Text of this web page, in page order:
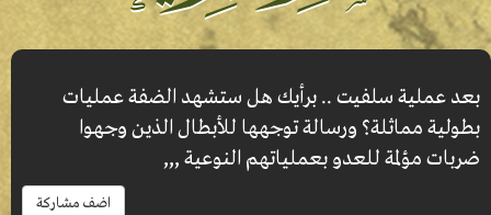
بعد عملية سلفيت .. برأيك هل ستشهد الضفة عمليات
بطولية مماثلة؟ ورسالة توجهها للأبطال الذين وجهوا
ضربات مؤلمة للعدو بعملياتهم النوعية ,,,
اضف مشاركة